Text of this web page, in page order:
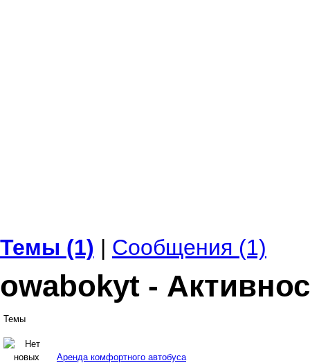
Темы (1) | Сообщения (1)
owabokyt -
Темы
Аренда комфортного автобуса